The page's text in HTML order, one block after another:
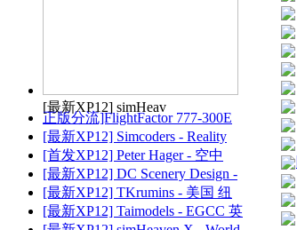
[最新XP12] simHeav
正版分流]FlightFactor 777-300E
[最新XP12] Simcoders - Reality
[首发XP12] Peter Hager - 空中
[最新XP12] DC Scenery Design -
[最新XP12] TKrumins - 美国 纽
[最新XP12] Taimodels - EGCC 英